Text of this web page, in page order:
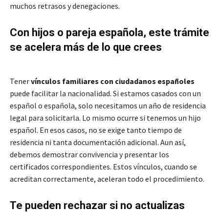
muchos retrasos y denegaciones.
Con hijos o pareja española, este trámite
se acelera más de lo que crees
Tenervínculos familiares con ciudadanos españoles
puede facilitar la nacionalidad. Si estamos casados con un
español o española, solo necesitamos un año de residencia
legal para solicitarla. Lo mismo ocurre si tenemos un hijo
español. En esos casos, no se exige tanto tiempo de
residencia ni tanta documentación adicional. Aun así,
debemos demostrar convivencia y presentar los
certificados correspondientes. Estos vínculos, cuando se
acreditan correctamente, aceleran todo el procedimiento.
Te pueden rechazar si no actualizas